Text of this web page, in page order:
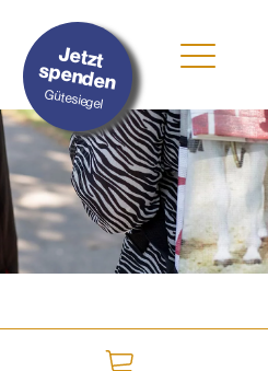
Jetzt
spenden
Gütesiegel